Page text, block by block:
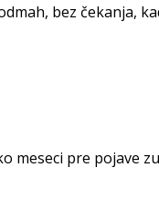
bez čekanja,
meseci pre pojave